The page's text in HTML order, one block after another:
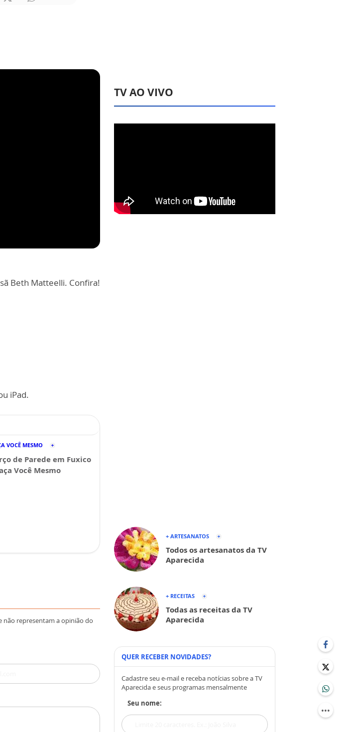
Beth Matteelli. Confira!
iPad.
VOCÊ MESMO
de Parede em Fuxico
Você Mesmo
não representam a opinião do
TV AO VIVO
+ ARTESANATOS
Todos os artesanatos da TV
Aparecida
+ RECEITAS
Todas as receitas da TV
Aparecida
QUER RECEBER NOVIDADES?
Cadastre seu e-mail e receba notícias sobre a TV
Aparecida e seus programas mensalmente
Seu nome: